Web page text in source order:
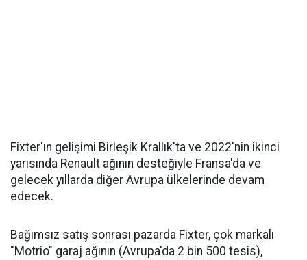
Fixter'ın gelişimi Birleşik Krallık'ta ve 2022'nin ikinci
yarısında Renault ağının desteğiyle Fransa'da ve
gelecek yıllarda diğer Avrupa ülkelerinde devam
edecek.
Bağımsız satış sonrası pazarda Fixter, çok markalı
"Motrio" garaj ağının (Avrupa'da 2 bin 500 tesis),